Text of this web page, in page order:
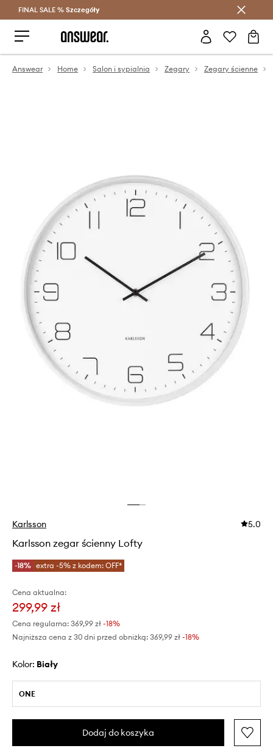
Oszczędzaj z Answear Club >
FINAL SALE % Szczegóły
Answear Home Salon i sypialnia Zegary Zegary ścienne
Karlsson 5.0
Karlsson zegar ścienny Lofty
-18% extra -5% z kodem: OFF*
Cena aktualna:
299,99 zł
Cena regularna: 369,99 zł -18%
Najniższa cena z 30 dni przed obniżką: 369,99 zł -18%
Kolor: biały
ONE
Dodaj do koszyka